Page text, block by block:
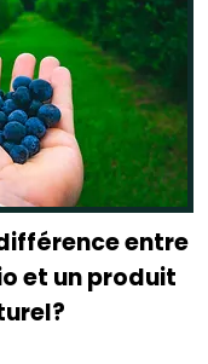
entre
et un produit